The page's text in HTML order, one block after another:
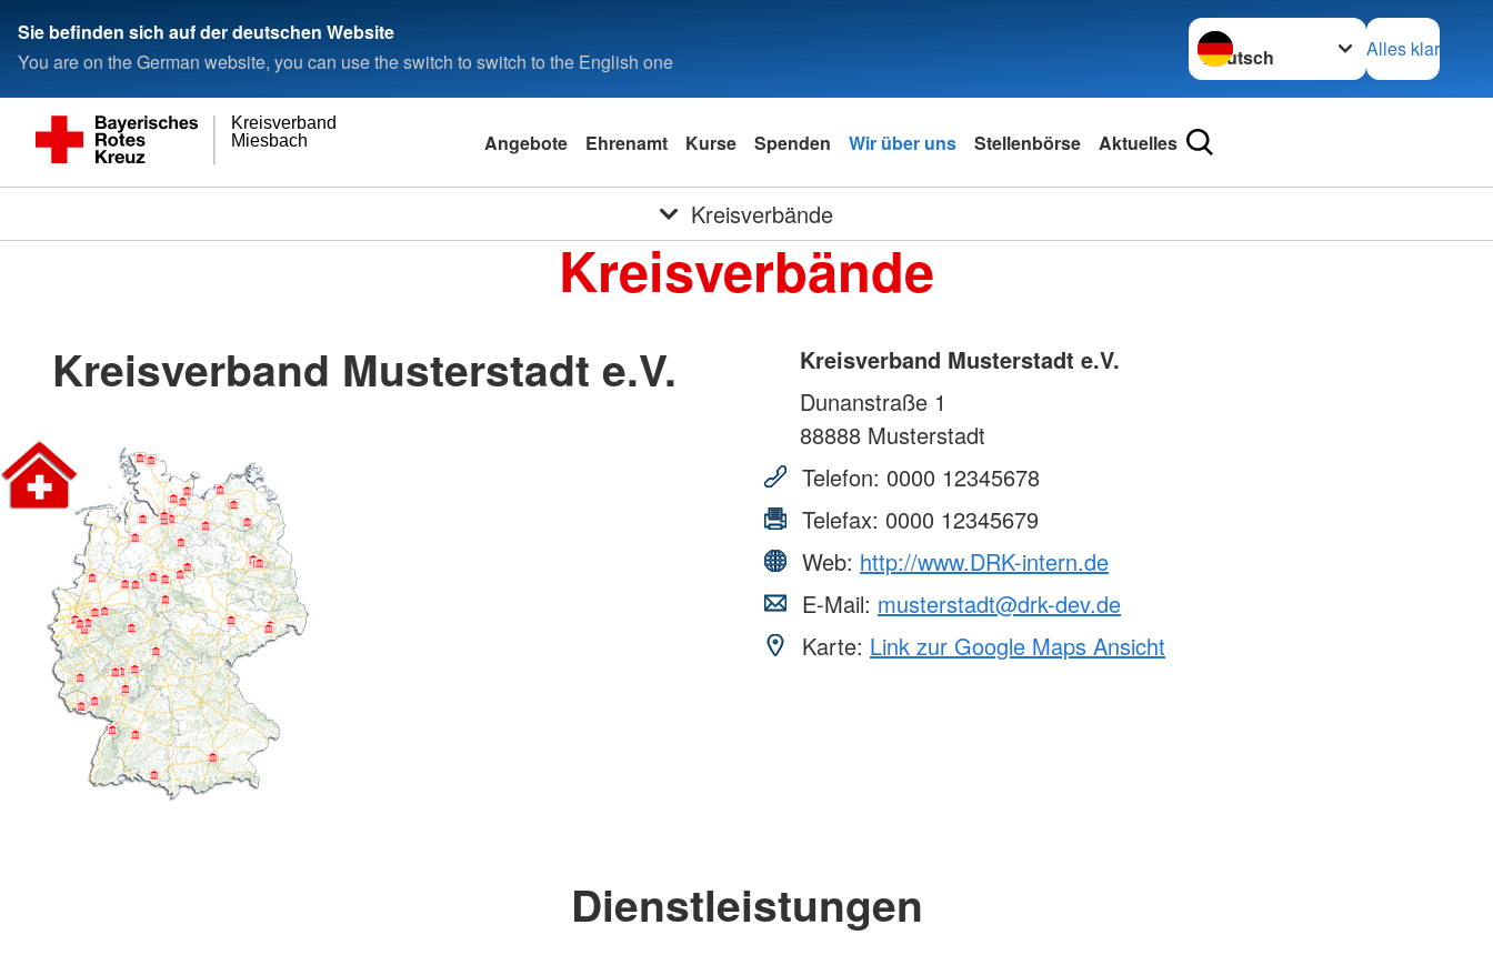
Sie befinden sich auf der deutschen Website
You are on the German website, you can use the switch to switch to the English one
Sprache wechseln zu
Alles klar
Miesbach
Kreisverband
Angebote Ehrenamt Kurse Spenden Wir über uns Stellenbörse Aktuelles
Kreisverbände
Kreisverbände
Kreisverband Musterstadt e.V.
Kreisverband Musterstadt e.V.
Dunanstraße 1
88888 Musterstadt
Telefon: 0000 12345678
Telefax: 0000 12345679
Web: http://www.DRK-intern.de
E-Mail: musterstadt@drk-dev.de
Karte: Link zur Google Maps Ansicht
Dienstleistungen